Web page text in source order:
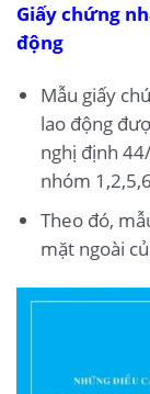
Giấy chứng
động
Mẫu giấy
lao động
nghị định
nhóm
Theo đó,
mặt ngoài